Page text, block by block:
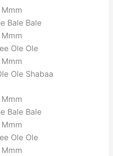
Mmm
Bale Bale
Mmm
Ole Ole
Mmm
Ole Shabaa
Mmm
Bale Bale
Mmm
Ole Ole
Mmm